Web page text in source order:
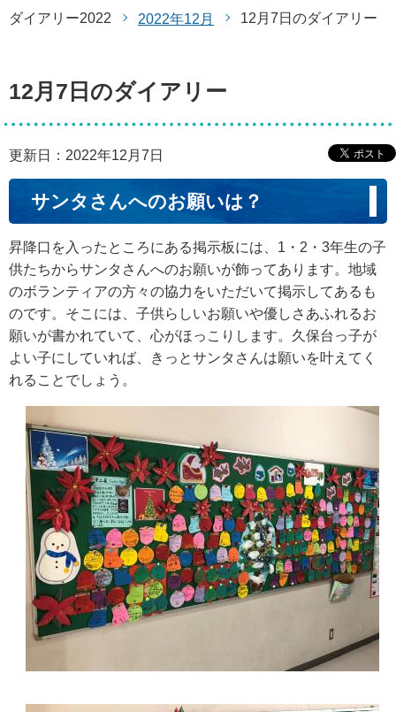
ダイアリー2022
2022年12月 12月7日のダイアリー
12月7日のダイアリー
更新日：2022年12月7日
サンタさんへのお願いは？
昇降口を入ったところにある掲示板には、1・2・3年生の子
供たちからサンタさんへのお願いが飾ってあります。地域
のボランティアの方々の協力をいただいて掲示してあるも
のです。そこには、子供らしいお願いや優しさあふれるお
願いが書かれていて、心がほっこりします。久保台っ子が
よい子にしていれば、きっとサンタさんは願いを叶えてく
れることでしょう。